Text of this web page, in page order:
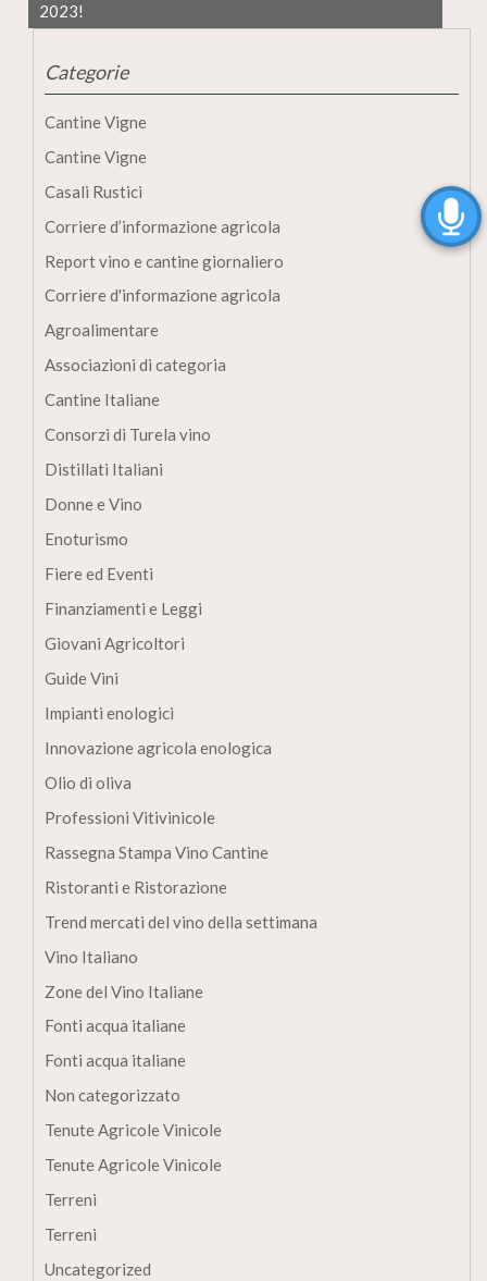
2023!
Categorie
Cantine Vigne
Cantine Vigne
Casali Rustici
Corriere d’informazione agricola
Report vino e cantine giornaliero
Corriere d'informazione agricola
Agroalimentare
Associazioni di categoria
Cantine Italiane
Consorzi di Turela vino
Distillati Italiani
Donne e Vino
Enoturismo
Fiere ed Eventi
Finanziamenti e Leggi
Giovani Agricoltori
Guide Vini
Impianti enologici
Innovazione agricola enologica
Olio di oliva
Professioni Vitivinicole
Rassegna Stampa Vino Cantine
Ristoranti e Ristorazione
Trend mercati del vino della settimana
Vino Italiano
Zone del Vino Italiane
Fonti acqua italiane
Fonti acqua italiane
Non categorizzato
Tenute Agricole Vinicole
Tenute Agricole Vinicole
Terreni
Terreni
Uncategorized